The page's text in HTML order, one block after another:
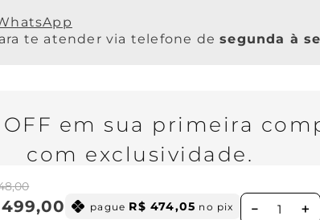
,00
499,00 pague R$ 474,05 no pix
＋
－
te atender via telefone desegunda à
OFF em sua primeira
com exclusividade.